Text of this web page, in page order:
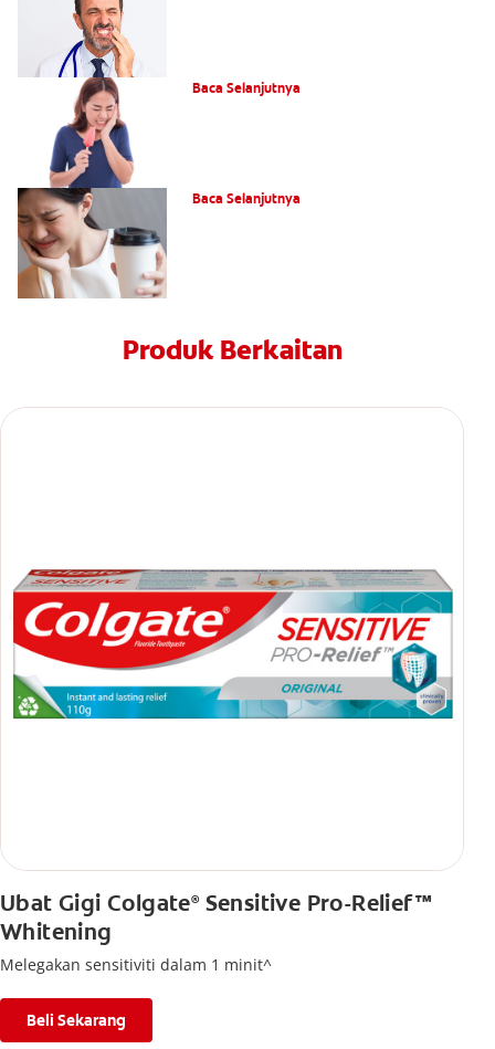
Baca Selanjutnya
Baca Selanjutnya
Produk Berkaitan
Ubat Gigi Colgate®Sensitive Pro-Relief™
Whitening
Melegakan sensitiviti dalam 1 minit^
Beli Sekarang